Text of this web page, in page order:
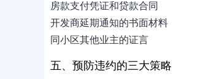
房款支付凭证和贷款合同
开发商延期通知的书面材料
同小区其他业主的证言
五、预防违约的三大策略